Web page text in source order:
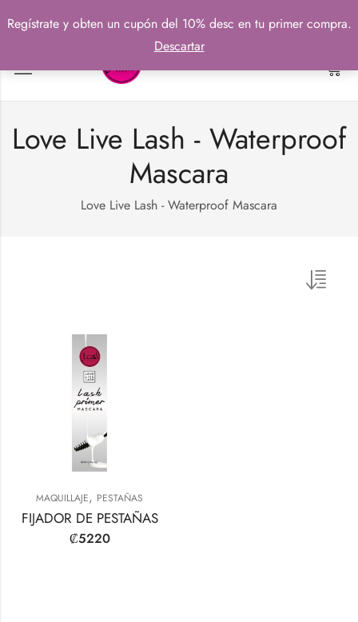
Love Live Lash - Waterproof
Mascara
Love Live Lash - Waterproof Mascara
MAQUILLAJE, PESTAÑAS
FIJADOR DE PESTAÑAS
₡5220
Regístrate y obten un cupón del 10% desc en tu primer compra.
Descartar